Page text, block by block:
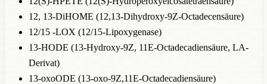
12, 13-DiHOME (12,13-Dihydroxy-9Z-Octadecensäure)
12/15 -LOX (12/15-Lipoxygenase)
13-HODE (13-Hydroxy-9Z, 11E-Octadecadiensäure, LA-
Derivat)
13-oxoODE (13-oxo-9Z,11E-Octadecadiensäure)